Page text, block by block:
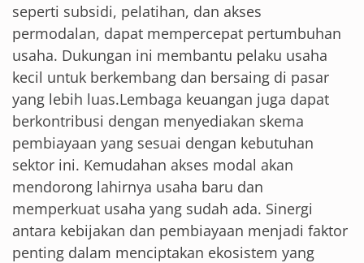
seperti subsidi, pelatihan, dan akses
permodalan, dapat mempercepat pertumbuhan
usaha. Dukungan ini membantu pelaku usaha
kecil untuk berkembang dan bersaing di pasar
yang lebih luas.Lembaga keuangan juga dapat
berkontribusi dengan menyediakan skema
pembiayaan yang sesuai dengan kebutuhan
sektor ini. Kemudahan akses modal akan
mendorong lahirnya usaha baru dan
memperkuat usaha yang sudah ada. Sinergi
antara kebijakan dan pembiayaan menjadi faktor
penting dalam menciptakan ekosistem yang